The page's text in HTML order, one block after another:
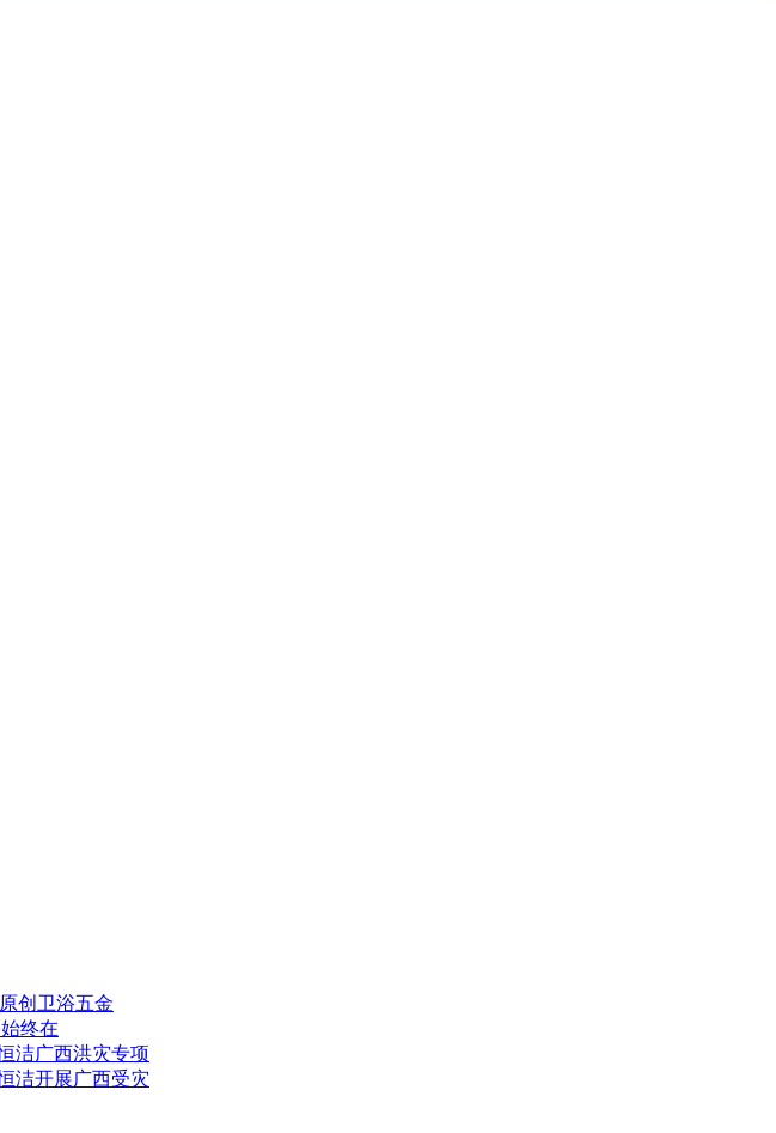
创卫浴五金
终在
洁广西洪灾专项
洁开展广西受灾